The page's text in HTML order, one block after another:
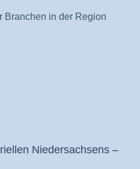
Branchen in der Region
Niedersachsens –